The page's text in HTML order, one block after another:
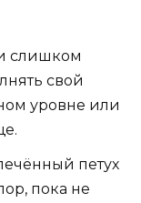
слишком
свой
уровне или
петух
пока не